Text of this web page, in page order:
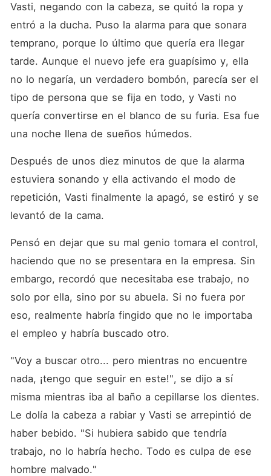
Vasti, negando con la cabeza, se quitó la ropa y
entró a la ducha. Puso la alarma para que sonara
temprano, porque lo último que quería era llegar
tarde. Aunque el nuevo jefe era guapísimo y, ella
no lo negaría, un verdadero bombón, parecía ser el
tipo de persona que se fija en todo, y Vasti no
quería convertirse en el blanco de su furia. Esa fue
una noche llena de sueños húmedos.
Después de unos diez minutos de que la alarma
estuviera sonando y ella activando el modo de
repetición, Vasti finalmente la apagó, se estiró y se
levantó de la cama.
Pensó en dejar que su mal genio tomara el control,
haciendo que no se presentara en la empresa. Sin
embargo, recordó que necesitaba ese trabajo, no
solo por ella, sino por su abuela. Si no fuera por
eso, realmente habría fingido que no le importaba
el empleo y habría buscado otro.
"Voy a buscar otro... pero mientras no encuentre
nada, ¡tengo que seguir en este!", se dijo a sí
misma mientras iba al baño a cepillarse los dientes.
Le dolía la cabeza a rabiar y Vasti se arrepintió de
haber bebido. "Si hubiera sabido que tendría
trabajo, no lo habría hecho. Todo es culpa de ese
hombre malvado."